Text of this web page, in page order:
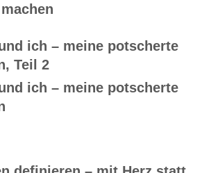
ich – meine potscherte
Teil 2
ich – meine potscherte